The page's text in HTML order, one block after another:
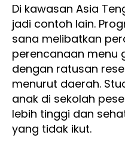
Di kawasan Asia
jadi contoh lain.
sana melibatkan
perencanaan menu
dengan ratusan
menurut daerah.
anak di sekolah
lebih tinggi dan
yang tidak ikut.